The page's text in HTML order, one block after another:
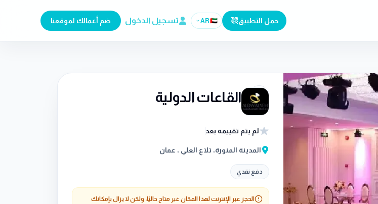
حمل التطبيق 🇦🇪
AR تسجيل الدخول ضم أعمالك لموقعنا
القاعات الدولية
لم يتم تقييمه بعد
المدينة المنورة، تلاع العلي ، عمان
دفع نقدي
الحجز عبر الإنترنت لهذا المكان غير متاح حاليًا، ولكن لا يزال بإمكانك